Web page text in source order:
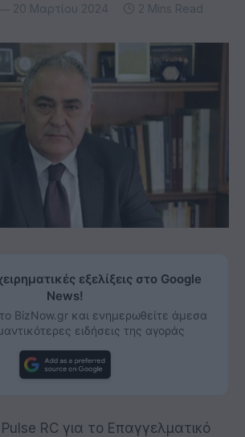
20 Μαρτίου 2024 2 Mins Read
εξελίξεις στο Google
News!
BizNow.gr και ενημερωθείτε άμεσα
ειδήσεις της αγοράς
RC για το Επαγγελματικό